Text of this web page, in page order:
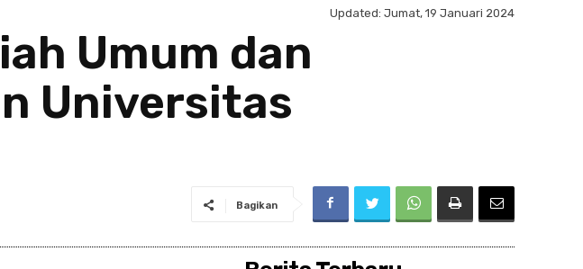
Updated: Jumat, 19 Januari 2024
Umum dan
Universitas
Bagikan